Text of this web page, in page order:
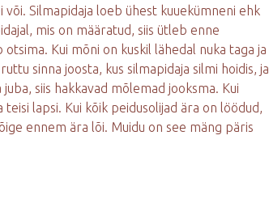
või. Silmapidaja loeb ühest kuuekümneni ehk
mis on määratud, siis ütleb enne
Kui mõni on kuskil lähedal nuka taga ja
sinna joosta, kus silmapidaja silmi hoidis, ja
siis hakkavad mõlemad jooksma. Kui
lapsi. Kui kõik peidusolijad ära on löödud,
ennem ära lõi. Muidu on see mäng päris